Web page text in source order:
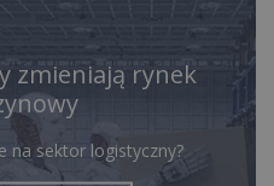
zmieniają rynek
na sektor logistyczny?